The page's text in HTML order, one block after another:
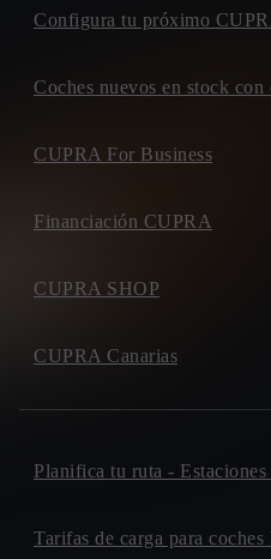
Configura tu próximo
Coches nuevos en stock con
CUPRA For Business
Financiación CUPRA
CUPRA SHOP
CUPRA Canarias
Planifica tu ruta - Estaciones
Tarifas de carga para